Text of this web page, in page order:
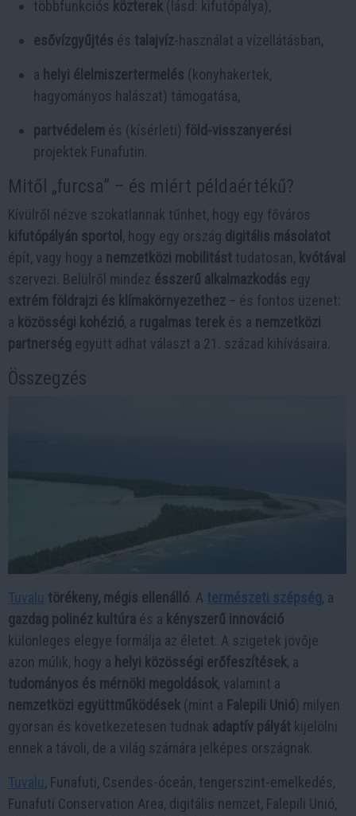
többfunkciós közterek (lásd: kifutópálya),
esővízgyűjtés és talajvíz-használat a vízellátásban,
a helyi élelmiszertermelés (konyhakertek,
hagyományos halászat) támogatása,
partvédelem és (kísérleti) föld-visszanyerési
projektek Funafutin.
Mitől „furcsa” – és miért példaértékű?
Kívülről nézve szokatlannak tűnhet, hogy egy főváros
kifutópályán sportol , hogy egy ország digitális másolatot
épít, vagy hogy a nemzetközi mobilitást tudatosan, kvótával
szervezi. Belülről mindez ésszerű alkalmazkodás egy
extrém földrajzi és klímakörnyezethez – és fontos üzenet:
a közösségi kohézió, a rugalmas terek és a nemzetközi
partnerség együtt adhat választ a 21. század kihívásaira.
Összegzés
Tuvalu törékeny, mégis ellenálló . A természeti szépség, a
gazdag polinéz kultúra és a kényszerű innováció
különleges elegye formálja az életet. A szigetek jövője
azon múlik, hogy a helyi közösségi erőfeszítések, a
tudományos és mérnöki megoldások, valamint a
nemzetközi együttműködések (mint a Falepili Unió) milyen
gyorsan és következetesen tudnak adaptív pályát kijelölni
ennek a távoli, de a világ számára jelképes országnak.
Tuvalu, Funafuti, Csendes-óceán, tengerszint-emelkedés,
Funafuti Conservation Area, digitális nemzet, Falepili Unió,